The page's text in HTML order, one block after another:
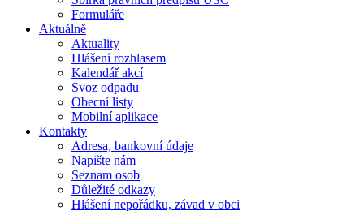
Formuláře
Aktuálně
Aktuality
Hlášení rozhlasem
Kalendář akcí
Svoz odpadu
Obecní listy
Mobilní aplikace
Kontakty
Adresa, bankovní údaje
Napište nám
Seznam osob
Důležité odkazy
Hlášení nepořádku, závad v obci